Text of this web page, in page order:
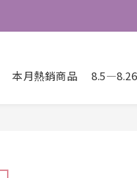
本月熱銷商品